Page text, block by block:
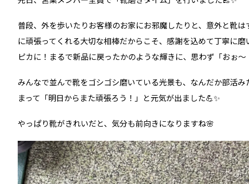
普段、外を歩いたりお客様のお家にお邪魔したりと、意外と靴
に頑張ってくれる大切な相棒だからこそ、感謝を込めて丁寧に
ピカに！まるで新品に戻ったかのような輝きに、思わず「おぉ
みんなで並んで靴をゴシゴシ磨いている光景も、なんだか部活
まって「明日からまた頑張ろう！」と元気が出ました💪✨
やっぱり靴がきれいだと、気分も前向きになりますね🌸